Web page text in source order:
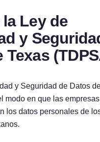
Ley de
y
Texas
y Seguridad de Datos
modo en que las
los datos personales de